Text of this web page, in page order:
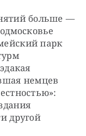
больше —
парк
немцев
другой